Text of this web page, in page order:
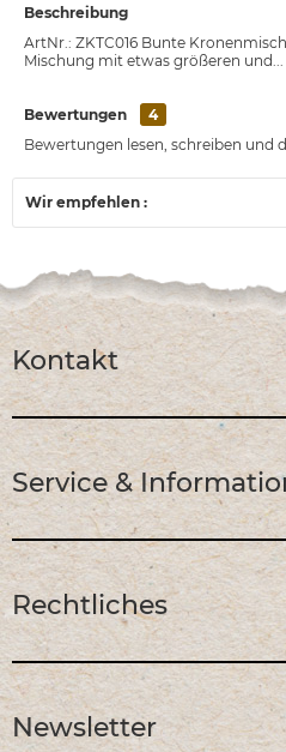
Beschreibung
ArtNr.: ZKTC016 Bunte
Mischung mit etwas größeren und...
Bewertungen
4
Bewertungen lesen, schreiben und
Wir empfehlen :
Kontakt
Service &
Rechtliches
Newsletter